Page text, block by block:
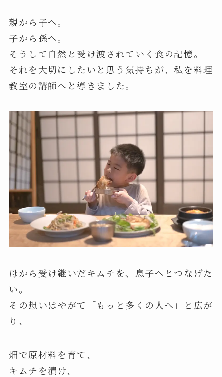
親から子へ。
子から孫へ。
そうして自然と受け渡されていく食の記憶。
それを大切にしたいと思う気持ちが、私を料理
教室の講師へと導きました。
母から受け継いだキムチを、息子へとつなげた
い。
その想いはやがて「もっと多くの人へ」と広が
り、
畑で原材料を育て、
キムチを漬け、